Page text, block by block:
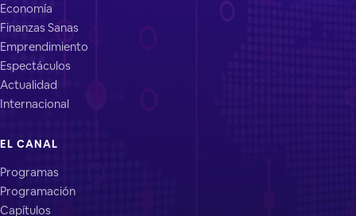
Economía
Finanzas Sanas
Emprendimiento
Espectáculos
Actualidad
Internacional
EL CANAL
Programas
Programación
Capítulos